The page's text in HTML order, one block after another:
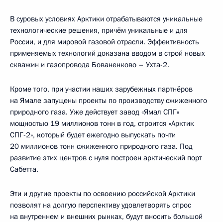
В суровых условиях Арктики отрабатываются уникальные
технологические решения, причём уникальные и для
России, и для мировой газовой отрасли. Эффективность
применяемых технологий доказана вводом в строй новых
скважин и газопровода Бованенково – Ухта-2.
Кроме того, при участии наших зарубежных партнёров
на Ямале запущены проекты по производству сжиженного
природного газа. Уже действует завод «Ямал СПГ»
мощностью 19 миллионов тонн в год, строится «Арктик
СПГ-2», который будет ежегодно выпускать почти
20 миллионов тонн сжиженного природного газа. Под
развитие этих центров с нуля построен арктический порт
Сабетта.
Эти и другие проекты по освоению российской Арктики
позволят на долгую перспективу удовлетворять спрос
на внутреннем и внешних рынках, будут вносить большой